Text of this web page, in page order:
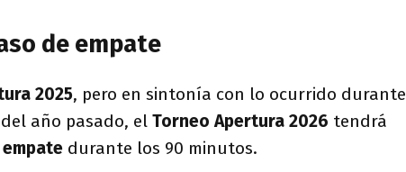
de empate
2025, pero en sintonía con lo ocurrido durante
año pasado, el Torneo Apertura 2026 tendrá
durante los 90 minutos.